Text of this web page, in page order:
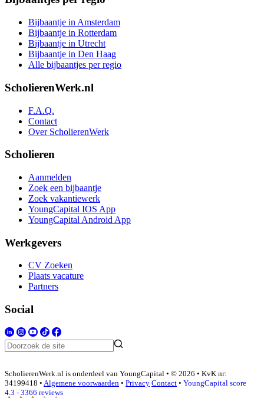
Bijbaantje in Amsterdam
Bijbaantje in Rotterdam
Bijbaantje in Utrecht
Bijbaantje in Den Haag
Alle bijbaantjes per regio
ScholierenWerk.nl
F.A.Q.
Contact
Over ScholierenWerk
Scholieren
Aanmelden
Zoek een bijbaantje
Zoek vakantiewerk
YoungCapital IOS App
YoungCapital Android App
Werkgevers
CV Zoeken
Plaats vacature
Partners
Social
ScholierenWerk.nl is onderdeel van YoungCapital • © 2026 • KvK nr:
34199418 • Algemene voorwaarden • Privacy Contact • YoungCapital score
4.3 - 3366 reviews